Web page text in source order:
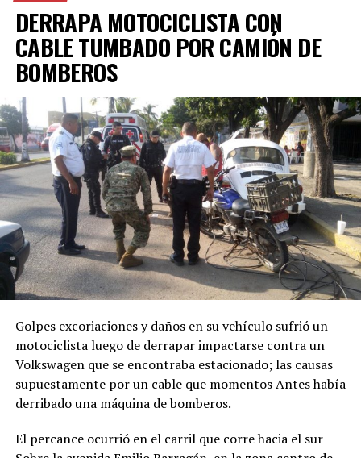
DERRAPA MOTOCICLISTA CON
CABLE TUMBADO POR CAMIÓN DE
BOMBEROS
Golpes excoriaciones y daños en su vehículo sufrió un
motociclista luego de derrapar impactarse contra un
Volkswagen que se encontraba estacionado; las causas
supuestamente por un cable que momentos Antes había
derribado una máquina de bomberos.
El percance ocurrió en el carril que corre hacia el sur